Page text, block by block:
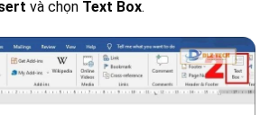
và chọn Text Box.